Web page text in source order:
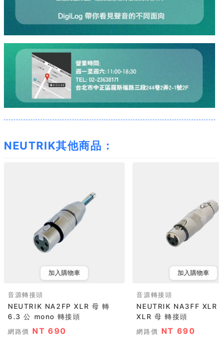
NEUTRIK其他商品：
加入購物車
音源轉接頭
NEUTRIK NA2FP XLR 母 轉
6.3 公 mono 轉接頭
網路價 NT 690
加入購物車
音源轉接頭
NEUTRIK NA3FF XLR 母 轉
XLR 母 轉接頭
網路價 NT 690